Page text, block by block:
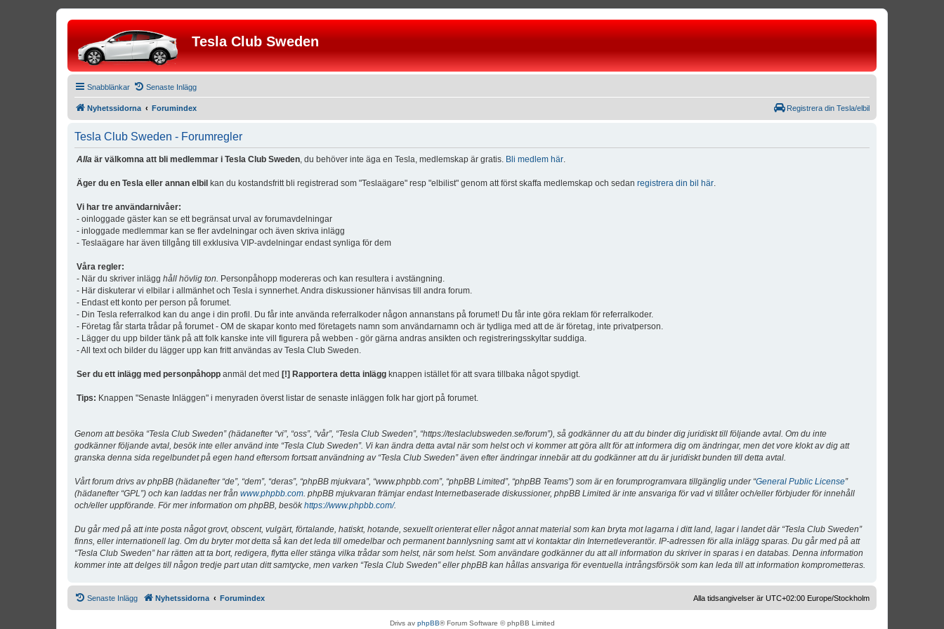
Tesla Club Sweden
Snabblänkar Senaste Inlägg
Nyhetssidorna Forumindex Registrera din Tesla/elbil
Tesla Club Sweden - Forumregler
Alla är välkomna att bli medlemmar i Tesla Club Sweden, du behöver inte äga en Tesla, medlemskap är gratis. Bli medlem här.
Äger du en Tesla eller annan elbil kan du kostandsfritt bli registrerad som "Teslaägare" resp "elbilist" genom att först skaffa medlemskap och sedan registrera din bil här.
Vi har tre användarnivåer:
- oinloggade gäster kan se ett begränsat urval av forumavdelningar
- inloggade medlemmar kan se fler avdelningar och även skriva inlägg
- Teslaägare har även tillgång till exklusiva VIP-avdelningar endast synliga för dem
Våra regler:
- När du skriver inlägg håll hövlig ton. Personpåhopp modereras och kan resultera i avstängning.
- Här diskuterar vi elbilar i allmänhet och Tesla i synnerhet. Andra diskussioner hänvisas till andra forum.
- Endast ett konto per person på forumet.
- Din Tesla referralkod kan du ange i din profil. Du får inte använda referralkoder någon annanstans på forumet! Du får inte göra reklam för referralkoder.
- Företag får starta trådar på forumet - OM de skapar konto med företagets namn som användarnamn och är tydliga med att de är företag, inte privatperson.
- Lägger du upp bilder tänk på att folk kanske inte vill figurera på webben - gör gärna andras ansikten och registreringsskyltar suddiga.
- All text och bilder du lägger upp kan fritt användas av Tesla Club Sweden.
Ser du ett inlägg med personpåhopp anmäl det med [!] Rapportera detta inlägg knappen istället för att svara tillbaka något spydigt.
Tips: Knappen "Senaste Inläggen" i menyraden överst listar de senaste inläggen folk har gjort på forumet.
Genom att besöka “Tesla Club Sweden” (hädanefter “vi”, “oss”, “vår”, “Tesla Club Sweden”, “https://teslaclubsweden.se/forum”), så godkänner du att du binder dig juridiskt till följande avtal. Om du inte
godkänner följande avtal, besök inte eller använd inte “Tesla Club Sweden”. Vi kan ändra detta avtal när som helst och vi kommer att göra allt för att informera dig om ändringar, men det vore klokt av dig att
granska denna sida regelbundet på egen hand eftersom fortsatt användning av “Tesla Club Sweden” även efter ändringar innebär att du godkänner att du är juridiskt bunden till detta avtal.
Vårt forum drivs av phpBB (hädanefter “de”, “dem”, “deras”, “phpBB mjukvara”, “www.phpbb.com”, “phpBB Limited”, “phpBB Teams”) som är en forumprogramvara tillgänglig under “General Public License”
(hädanefter “GPL”) och kan laddas ner från www.phpbb.com. phpBB mjukvaran främjar endast Internetbaserade diskussioner, phpBB Limited är inte ansvariga för vad vi tillåter och/eller förbjuder för innehåll
och/eller uppförande. För mer information om phpBB, besökhttps://www.phpbb.com/.
Du går med på att inte posta något grovt, obscent, vulgärt, förtalande, hatiskt, hotande, sexuellt orienterat eller något annat material som kan bryta mot lagarna i ditt land, lagar i landet där “Tesla Club Sweden”
finns, eller internationell lag. Om du bryter mot detta så kan det leda till omedelbar och permanent bannlysning samt att vi kontaktar din Internetleverantör. IP-adressen för alla inlägg sparas. Du går med på att
“Tesla Club Sweden” har rätten att ta bort, redigera, flytta eller stänga vilka trådar som helst, när som helst. Som användare godkänner du att all information du skriver in sparas i en databas. Denna information
kommer inte att delges till någon tredje part utan ditt samtycke, men varken “Tesla Club Sweden” eller phpBB kan hållas ansvariga för eventuella intrångsförsök som kan leda till att information komprometteras.
Senaste Inlägg Nyhetssidorna Forumindex Alla tidsangivelser är UTC+02:00 Europe/Stockholm
Drivs av phpBB® Forum Software © phpBB Limited